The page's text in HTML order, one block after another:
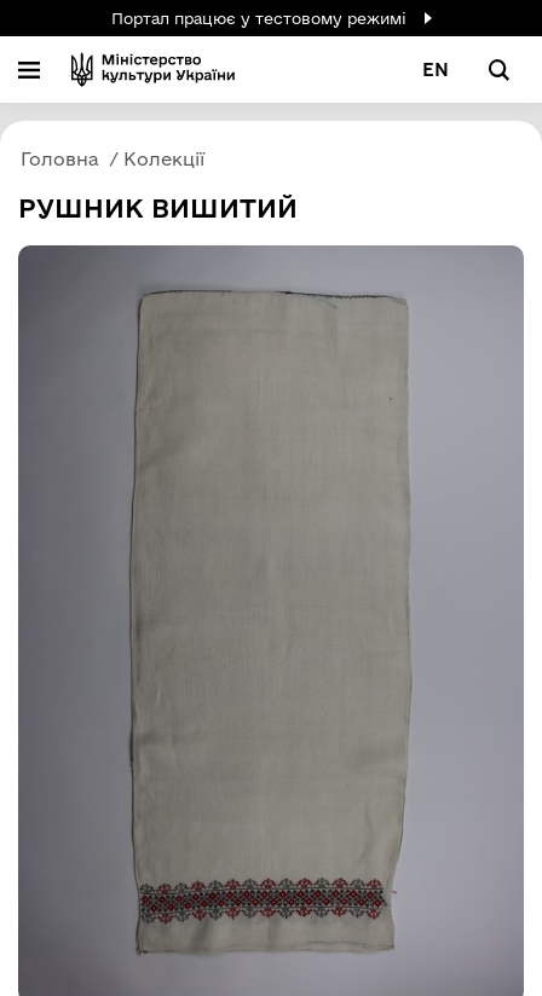
Портал працює у тестовому режимі
EN
Головна Колекції
РУШНИК ВИШИТИЙ